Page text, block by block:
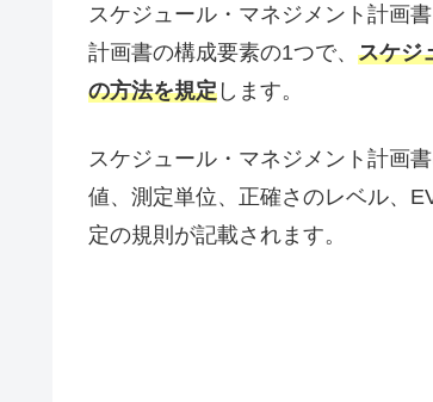
スケジュール・マネジメント計画
計画書の構成要素の1つで、 スケジ
の方法を規定 します。
スケジュール・マネジメント計画
値、測定単位、正確さのレベル、
定の規則が記載されます。